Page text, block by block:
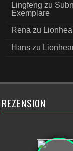
Lingfeng zu
Exemplare
Rena zu
Hans zu
REZENSION